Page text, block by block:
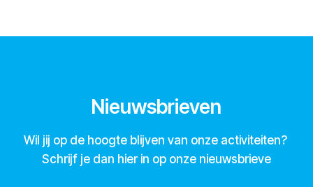
Nieuwsbrieven
Wil jij op de hoogte blijven van onze activiteiten?
Schrijf je dan hier in op onze nieuwsbrieve